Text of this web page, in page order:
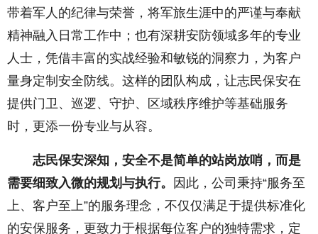
带着军人的纪律与荣誉，将军旅生涯中的严谨与奉献
精神融入日常工作中；也有深耕安防领域多年的专业
人士，凭借丰富的实战经验和敏锐的洞察力，为客户
量身定制安全防线。这样的团队构成，让志民保安在
提供门卫、巡逻、守护、区域秩序维护等基础服务
时，更添一份专业与从容。
志民保安深知，安全不是简单的站岗放哨，而是
需要细致入微的规划与执行。
因此，公司秉持“服务至
上、客户至上”的服务理念，不仅仅满足于提供标准化
的安保服务，更致力于根据每位客户的独特需求，定